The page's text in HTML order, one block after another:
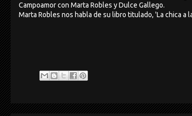
Campoamor con Marta Robles y Dulce Gallego.
Marta Robles nos habla de su libro titulado, 'La chica a